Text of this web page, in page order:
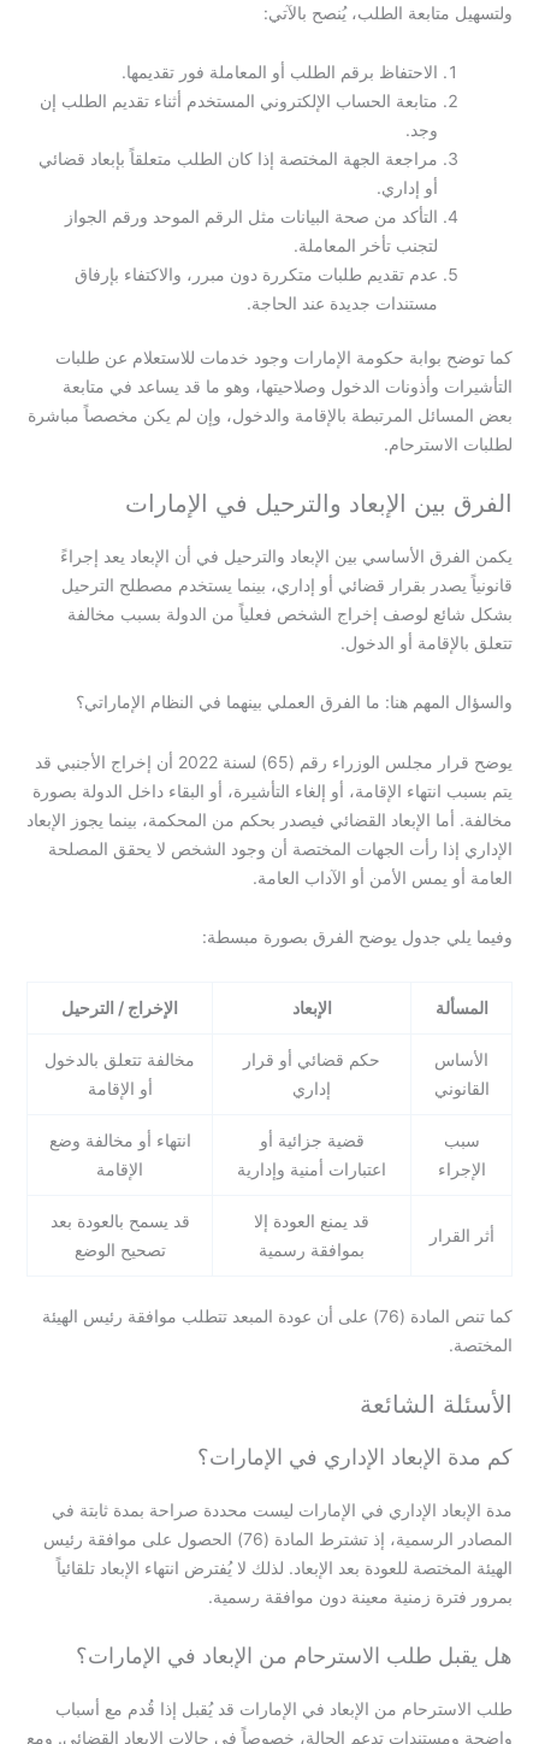
ولتسهيل متابعة الطلب، يُنصح بالآتي:
الاحتفاظ برقم الطلب أو المعاملة فور تقديمها.
متابعة الحساب الإلكتروني المستخدم أثناء تقديم الطلب إن
وجد.
مراجعة الجهة المختصة إذا كان الطلب متعلقاً بإبعاد قضائي
أو إداري.
التأكد من صحة البيانات مثل الرقم الموحد ورقم الجواز
لتجنب تأخر المعاملة.
عدم تقديم طلبات متكررة دون مبرر، والاكتفاء بإرفاق
مستندات جديدة عند الحاجة.
كما توضح بوابة حكومة الإمارات وجود خدمات للاستعلام عن طلبات
التأشيرات وأذونات الدخول وصلاحيتها، وهو ما قد يساعد في متابعة
بعض المسائل المرتبطة بالإقامة والدخول، وإن لم يكن مخصصاً مباشرة
لطلبات الاسترحام.
الفرق بين الإبعاد والترحيل في الإمارات
يكمن الفرق الأساسي بين الإبعاد والترحيل في أن الإبعاد يعد إجراءً
قانونياً يصدر بقرار قضائي أو إداري، بينما يستخدم مصطلح الترحيل
بشكل شائع لوصف إخراج الشخص فعلياً من الدولة بسبب مخالفة
تتعلق بالإقامة أو الدخول.
والسؤال المهم هنا: ما الفرق العملي بينهما في النظام الإماراتي؟
يوضح قرار مجلس الوزراء رقم (65) لسنة 2022 أن إخراج الأجنبي قد
يتم بسبب انتهاء الإقامة، أو إلغاء التأشيرة، أو البقاء داخل الدولة بصورة
مخالفة. أما الإبعاد القضائي فيصدر بحكم من المحكمة، بينما يجوز الإبعاد
الإداري إذا رأت الجهات المختصة أن وجود الشخص لا يحقق المصلحة
العامة أو يمس الأمن أو الآداب العامة.
وفيما يلي جدول يوضح الفرق بصورة مبسطة:
المسألة الإبعاد الإخراج / الترحيل
الأساس
القانوني
حكم قضائي أو قرار
إداري
مخالفة تتعلق بالدخول
أو الإقامة
سبب
الإجراء
قضية جزائية أو
اعتبارات أمنية وإدارية
انتهاء أو مخالفة وضع
الإقامة
أثر القرار
قد يمنع العودة إلا
بموافقة رسمية
قد يسمح بالعودة بعد
تصحيح الوضع
كما تنص المادة (76) على أن عودة المبعد تتطلب موافقة رئيس الهيئة
المختصة.
الأسئلة الشائعة
كم مدة الإبعاد الإداري في الإمارات؟
مدة الإبعاد الإداري في الإمارات ليست محددة صراحة بمدة ثابتة في
المصادر الرسمية، إذ تشترط المادة (76) الحصول على موافقة رئيس
الهيئة المختصة للعودة بعد الإبعاد. لذلك لا يُفترض انتهاء الإبعاد تلقائياً
بمرور فترة زمنية معينة دون موافقة رسمية.
هل يقبل طلب الاسترحام من الإبعاد في الإمارات؟
طلب الاسترحام من الإبعاد في الإمارات قد يُقبل إذا قُدم مع أسباب
واضحة ومستندات تدعم الحالة، خصوصاً في حالات الإبعاد القضائي. ومع